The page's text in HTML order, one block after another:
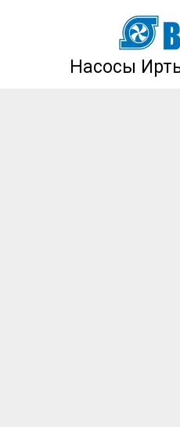
Насосы